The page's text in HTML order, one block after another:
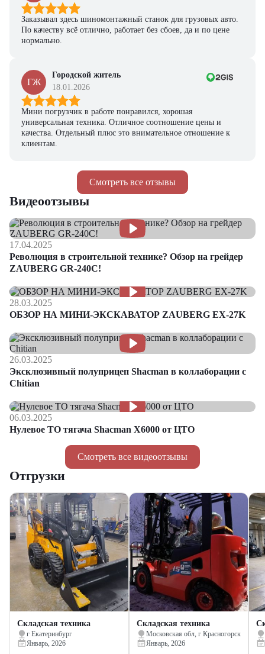
Смотреть все отзывы
Заказывал здесь шиномонтажный станок для грузовых авто.
По качеству всё отлично, работает без сбоев, да и по цене
нормально.
ГЖ
Городской житель
18.01.2026
Мини погрузчик в работе понравился, хорошая
универсальная техника. Отличное соотношение цены и
качества. Отдельный плюс это внимательное отношение к
клиентам.
Смотреть все видеоотзывы
Видеоотзывы
17.04.2025
Революция в строительной технике? Обзор на грейдер
ZAUBERG GR-240C!
28.03.2025
ОБЗОР НА МИНИ-ЭКСКАВАТОР ZAUBERG EX-27K
26.03.2025
Эксклюзивный полуприцеп Shacman в коллаборации с
Chitian
06.03.2025
Нулевое ТО тягача Shacman Х6000 от ЦТО
Отгрузки
Складская техника
г Екатеринбург
Январь, 2026
Складская техника
Московская обл, г Красногорск
Январь, 2026